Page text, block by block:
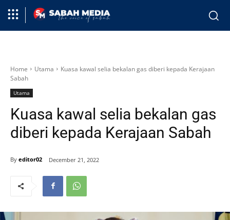
Home Utama
Kuasa kawal selia bekalan gas diberi kepada Kerajaan
Sabah
Utama
Kuasa kawal selia bekalan gas
diberi kepada Kerajaan Sabah
By editor02 December 21, 2022